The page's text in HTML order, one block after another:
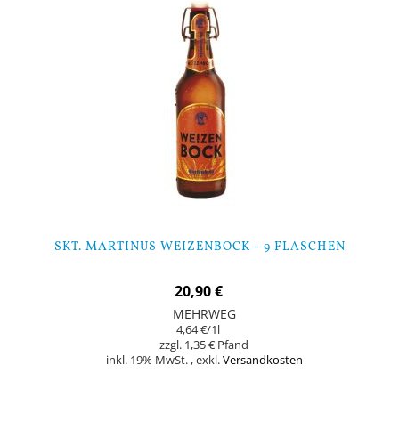
SKT. MARTINUS WEIZENBOCK - 9 FLASCHEN
20,90 €
MEHRWEG
4,64 €/1l
1,35 €
inkl. 19% MwSt. ,exkl.Versandkosten